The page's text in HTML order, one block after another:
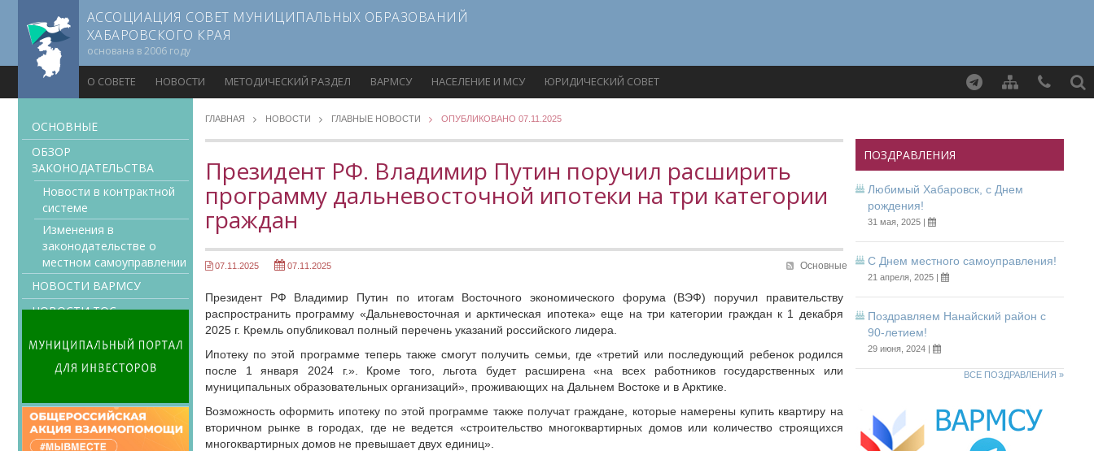
АССОЦИАЦИЯ СОВЕТ МУНИЦИПАЛЬНЫХ ОБРАЗОВАНИЙ
ХАБАРОВСКОГО КРАЯ
основана в 2006 году
О СОВЕТЕ НОВОСТИ МЕТОДИЧЕСКИЙ РАЗДЕЛ ВАРМСУ НАСЕЛЕНИЕ И МСУ ЮРИДИЧЕСКИЙ СОВЕТ
ОСНОВНЫЕ
ОБЗОР
ЗАКОНОДАТЕЛЬСТВА
Новости в контрактной
системе
Изменения в
законодательстве о
местном самоуправлении
НОВОСТИ ВАРМСУ
НОВОСТИ ТОС
ЗАСЕДАНИЯ СЪЕЗДОВ,
ПРАВЛЕНИЙ, КОМИТЕТОВ
НОВОСТИ
ПОЗДРАВЛЕНИЯ
ГЛАВНАЯ НОВОСТИ ГЛАВНЫЕ НОВОСТИ ОПУБЛИКОВАНО 07.11.2025
Президент РФ. Владимир Путин поручил расширить
программу дальневосточной ипотеки на три категории
граждан
07.11.2025 07.11.2025 Основные
Президент РФ Владимир Путин по итогам Восточного экономического форума (ВЭФ) поручил правительству
распространить программу «Дальневосточная и арктическая ипотека» еще на три категории граждан к 1 декабря
2025 г. Кремль опубликовал полный перечень указаний российского лидера.
Ипотеку по этой программе теперь также смогут получить семьи, где «третий или последующий ребенок родился
после 1 января 2024 г.». Кроме того, льгота будет расширена «на всех работников государственных или
муниципальных образовательных организаций», проживающих на Дальнем Востоке и в Арктике.
Возможность оформить ипотеку по этой программе также получат граждане, которые намерены купить квартиру на
вторичном рынке в городах, где не ведется «строительство многоквартирных домов или количество строящихся
многоквартирных домов не превышает двух единиц».
ПОЗДРАВЛЕНИЯ
Любимый Хабаровск, с Днем
рождения!
31 мая, 2025 |
С Днем местного самоуправления!
21 апреля, 2025 |
Поздравляем Нанайский район с
90-летием!
29 июня, 2024 |
ВСЕ ПОЗДРАВЛЕНИЯ »